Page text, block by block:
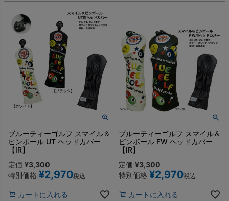
ブルーティーゴルフ スマイル＆
ピンボール UT ヘッドカバー
【IR】
定価 ¥3,300
特別価格 ¥2,970税込
カートに入れる
ブルーティーゴルフ スマイル＆
ピンボール FW ヘッドカバー
【IR】
定価 ¥3,300
特別価格 ¥2,970税込
カートに入れる